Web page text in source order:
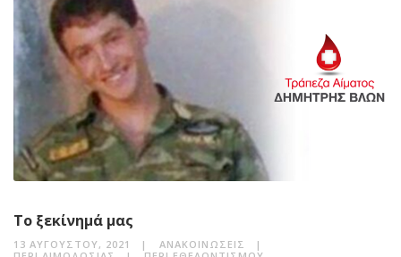
Το ξεκίνημά μας
13 ΑΥΓΟΎΣΤΟΥ, 2021
ΑΝΑΚΟΙΝΏΣΕΙΣ